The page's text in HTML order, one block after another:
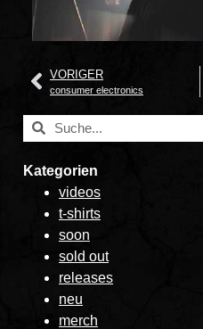
VORIGER
consumer electronics
Kategorien
videos
t-shirts
soon
sold out
releases
neu
merch